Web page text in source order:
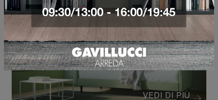
VEDI DI PIÙ
BE MAX MOD 5